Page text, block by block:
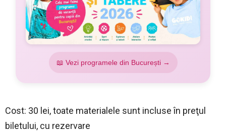
📖 Vezi programele din București →
Cost: 30 lei, toate materialele sunt incluse în preţul
biletului, cu rezervare